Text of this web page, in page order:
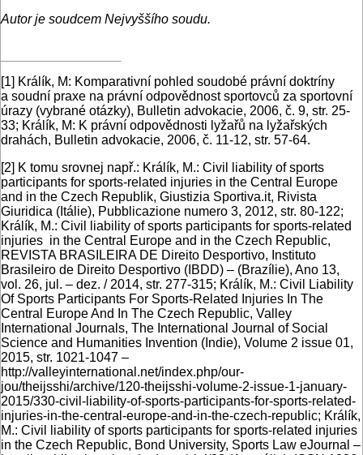
Autor je soudcem Nejvyššího soudu.
[1] Králík, M: Komparativní pohled soudobé právní doktríny
a soudní praxe na právní odpovědnost sportovců za sportovní
úrazy (vybrané otázky), Bulletin advokacie, 2006, č. 9, str. 25-
33; Králík, M: K právní odpovědnosti lyžařů na lyžařských
drahách, Bulletin advokacie, 2006, č. 11-12, str. 57-64.
[2] K tomu srovnej např.: Králík, M.: Civil liability of sports
participants for sports-related injuries in the Central Europe
and in the Czech Republik, Giustizia Sportiva.it, Rivista
Giuridica (Itálie), Pubblicazione numero 3, 2012, str. 80-122;
Králík, M.: Civil liability of sports participants for sports-related
injuries in the Central Europe and in the Czech Republic,
REVISTA BRASILEIRA DE Direito Desportivo, Instituto
Brasileiro de Direito Desportivo (IBDD) – (Brazílie), Ano 13,
vol. 26, jul. – dez. / 2014, str. 277-315; Králík, M.: Civil Liability
Of Sports Participants For Sports-Related Injuries In The
Central Europe And In The Czech Republic, Valley
International Journals, The International Journal of Social
Science and Humanities Invention (Indie), Volume 2 issue 01,
2015, str. 1021-1047 –
http://valleyinternational.net/index.php/our-
jou/theijsshi/archive/120-theijsshi-volume-2-issue-1-january-
2015/330-civil-liability-of-sports-participants-for-sports-related-
injuries-in-the-central-europe-and-in-the-czech-republic; Králík,
M.: Civil liability of sports participants for sports-related injuries
in the Czech Republic, Bond University, Sports Law eJournal –